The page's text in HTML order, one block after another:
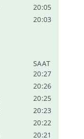
20:05
20:03
SAAT
20:27
20:26
20:25
20:23
20:22
20:21